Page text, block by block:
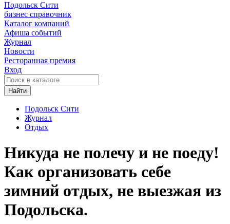
Подольск Сити
бизнес справочник
Каталог компаний
Афиша событий
Журнал
Новости
Ресторанная премия
Вход
Найти
Подольск Сити
Журнал
Отдых
Никуда не полечу и не поеду!
Как организовать себе
зимний отдых, не выезжая из
Подольска.